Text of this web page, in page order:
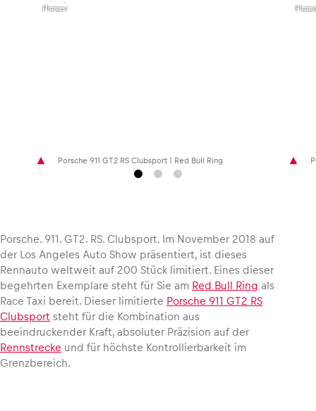
Glossar
Platzer
Porsche 911 GT2 RS Clubsport | Red Bull Ring
Porsche. 911. GT2. RS. Clubsport. Im November 2018 auf
der Los Angeles Auto Show präsentiert, ist dieses
Rennauto weltweit auf 200 Stück limitiert. Eines dieser
begehrten Exemplare steht für Sie am Red Bull Ring als
Race Taxi bereit. Dieser limitierte Porsche 911 GT2 RS
Clubsport steht für die Kombination aus
beeindruckender Kraft, absoluter Präzision auf der
Rennstrecke und für höchste Kontrollierbarkeit im
Grenzbereich.